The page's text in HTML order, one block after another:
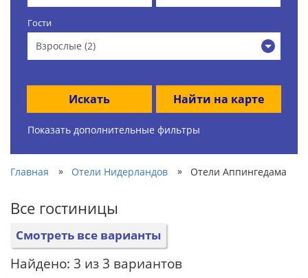
Гости
Взрослые (2)
Искать Найти на карте
Показать дополнительные фильтры
Главная » Отели Нидерландов » Отели Аппингедама
Все гостиницы
Смотреть все варианты
Найдено: 3 из 3 вариантов